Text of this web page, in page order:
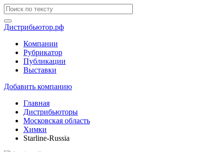
Дистрибьютор.рф
Компании
Рубрикатор
Публикации
Выставки
Добавить компанию
Главная
Дистрибьюторы
Московская область
Химки
Starline-Russia